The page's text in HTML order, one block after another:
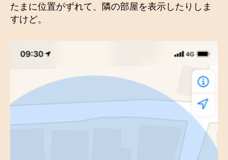
たまに位置がずれて、隣の部屋を表示したりしま
すけど。